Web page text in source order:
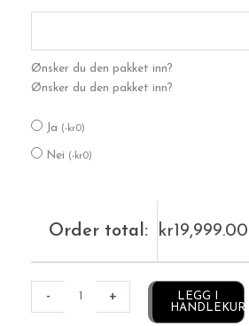
Ønsker du den pakket inn?
Ønsker du den pakket inn?
Ja (-kr0)
Nei (-kr0)
Order total: kr 19,999.00
- +
LEGG I
HANDLEKURV